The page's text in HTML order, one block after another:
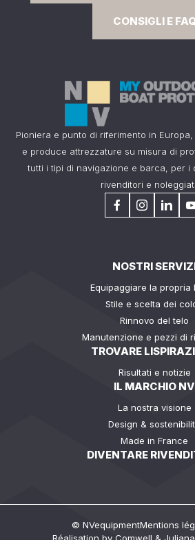
CONSIGLI E
Pioniera e punto di riferimento in
e produce attrezzature su misura di
tutti i tipi di navigazione e barca, per i
rivenditori e
NOSTRI
Equipaggiare la propria
Stile e scelta dei
Rinnovo del telo
Manutenzione e pezzi di
TROVARE
Risultati e notizie
IL MARCHIO NV
La nostra visione
Design &
Made in France
DIVENTARE
© NVequipmentMentions